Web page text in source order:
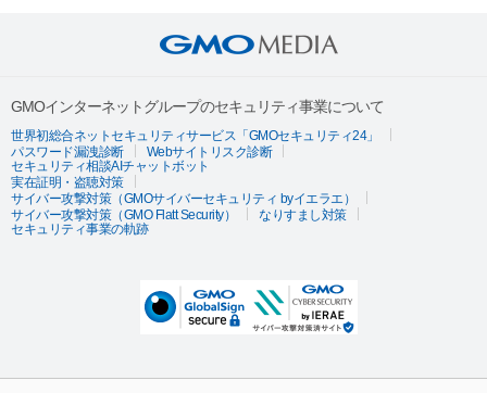
GMOインターネットグループのセキュリティ事業について
世界初総合ネットセキュリティサービス「GMOセキュリティ24」
パスワード漏洩診断
Webサイトリスク診断
セキュリティ相談AIチャットボット
実在証明・盗聴対策
サイバー攻撃対策（GMOサイバーセキュリティ byイエラエ）
サイバー攻撃対策（GMO Flatt Security）
なりすまし対策
セキュリティ事業の軌跡